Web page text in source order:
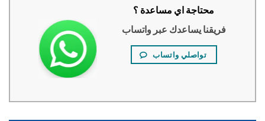
محتاجة اي مساعدة ؟
فريقنا يساعدك عبر واتساب
تواصلي واتساب